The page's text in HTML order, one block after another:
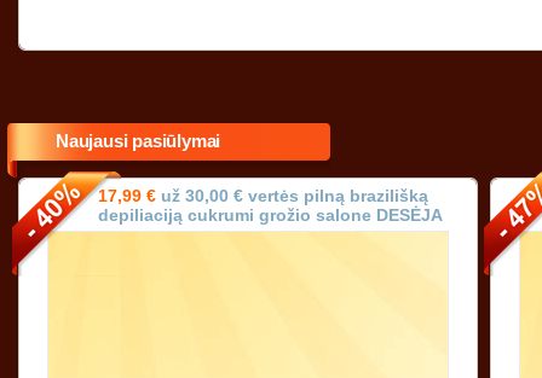
Naujausi pasiūlymai
17,99 € už 30,00 € vertės pilną brazilišką
depiliaciją cukrumi grožio salone DESĖJA
Vilniuje!